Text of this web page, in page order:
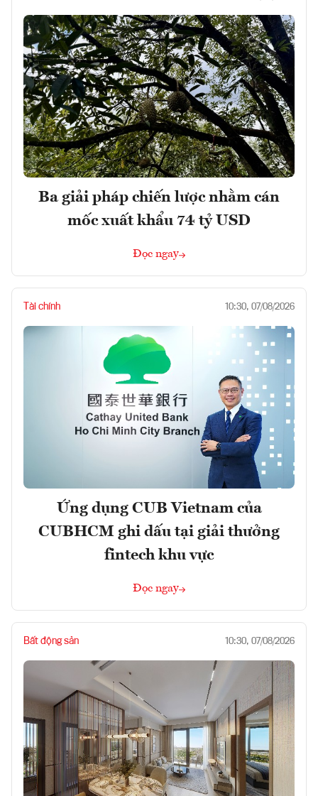
Ba giải pháp chiến lược nhằm cán
mốc xuất khẩu 74 tỷ USD
Đọc ngay
Tài chính 10:30, 07/08/2026
Ứng dụng CUB Vietnam của
CUBHCM ghi dấu tại giải thưởng
fintech khu vực
Đọc ngay
Bất động sản 10:30, 07/08/2026